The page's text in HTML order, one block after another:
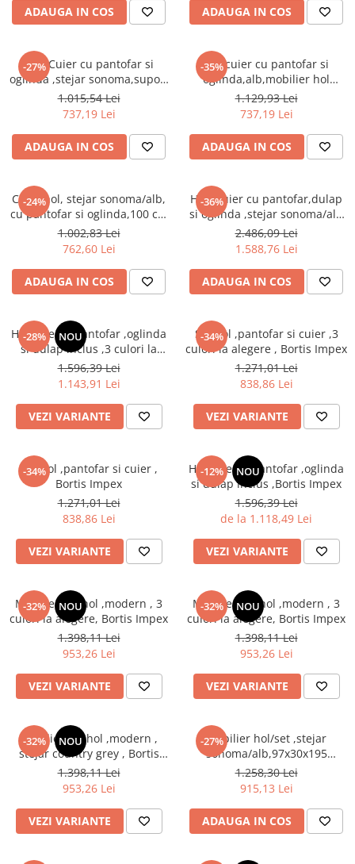
Set mobilier Living
Tabureti
Seturi dormitoare complete
pentru pat
ADAUGA IN COS ADAUGA IN COS
-27%
Hol /Cuier cu pantofar si
oglinda ,stejar sonoma,suport
inclinabil pantofi,mobilier
hol,Bortis
1.015,54 Lei
737,19 Lei
ADAUGA IN COS
-35%
Hol/cuier cu pantofar si
oglinda,alb,mobilier hol
,modern,92 cm lungime,Bortis
1.129,93 Lei
737,19 Lei
ADAUGA IN COS
-24%
Cuier hol, stejar sonoma/alb,
cu pantofar si oglinda,100 cm
lungime, Bortis
1.002,83 Lei
762,60 Lei
ADAUGA IN COS
-36%
Hol /Cuier cu pantofar,dulap
si oglinda ,stejar sonoma/alb
,Bortis Impex
2.486,09 Lei
1.588,76 Lei
ADAUGA IN COS
-28% NOU
Hol/cuier si pantofar ,oglinda
si dulap inclus ,3 culori la
alegere,Bortis Impex
1.596,39 Lei
1.143,91 Lei
VEZI VARIANTE
-34%
Set hol ,pantofar si cuier ,3
culori la alegere , Bortis Impex
1.271,01 Lei
838,86 Lei
VEZI VARIANTE
-34%
Set hol ,pantofar si cuier ,
Bortis Impex
1.271,01 Lei
838,86 Lei
VEZI VARIANTE
-12% NOU
Hol/cuier si pantofar ,oglinda
si dulap inclus ,Bortis Impex
1.596,39 Lei
de la 1.118,49 Lei
VEZI VARIANTE
-32% NOU
Mobilier set hol ,modern , 3
culori la alegere, Bortis Impex
1.398,11 Lei
953,26 Lei
VEZI VARIANTE
-32% NOU
Mobilier set hol ,modern , 3
culori la alegere, Bortis Impex
1.398,11 Lei
953,26 Lei
VEZI VARIANTE
-32% NOU
Mobilier set hol ,modern ,
stejar country grey , Bortis
Impex
1.398,11 Lei
953,26 Lei
VEZI VARIANTE
-27%
Mobilier hol/set ,stejar
sonoma/alb,97x30x195
cm,Bortis impex
1.258,30 Lei
915,13 Lei
ADAUGA IN COS